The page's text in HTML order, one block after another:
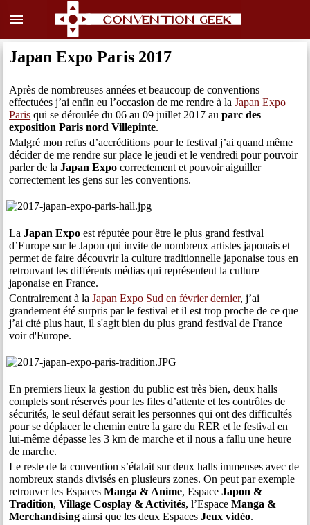
menu
Japan Expo Paris 2017
Après de nombreuses années et beaucoup de conventions
effectuées j’ai enfin eu l’occasion de me rendre à laJapan Expo
Paris qui se déroulée du 06 au 09 juillet 2017 auparc des
exposition Paris nord Villepinte.
Malgré mon refus d’accréditions pour le festival j’ai quand même
décider de me rendre sur place le jeudi et le vendredi pour pouvoir
parler de laJapan Expo correctement et pouvoir aiguiller
correctement les gens sur les conventions.
LaJapan Expo est réputée pour être le plus grand festival
d’Europe sur le Japon qui invite de nombreux artistes japonais et
permet de faire découvrir la culture traditionnelle japonaise tous en
retrouvant les différents médias qui représentent la culture
japonaise en France.
Contrairement à laJapan Expo Sud en février dernier, j’ai
grandement été surpris par le festival et il est trop proche de ce que
j’ai cité plus haut, il s'agit bien du plus grand festival de France
voir d'Europe.
En premiers lieux la gestion du public est très bien, deux halls
complets sont réservés pour les files d’attente et les contrôles de
sécurités, le seul défaut serait les personnes qui ont des difficultés
pour se déplacer le chemin entre la gare du RER et le festival en
lui-même dépasse les 3 km de marche et il nous a fallu une heure
de marche.
Le reste de la convention s’étalait sur deux halls immenses avec de
nombreux stands divisés en plusieurs zones. On peut par exemple
retrouver les EspacesManga & Anime, EspaceJapon &
Tradition,Village Cosplay & Activités, l’EspaceManga &
Merchandising ainsi que les deux EspacesJeux vidéo.